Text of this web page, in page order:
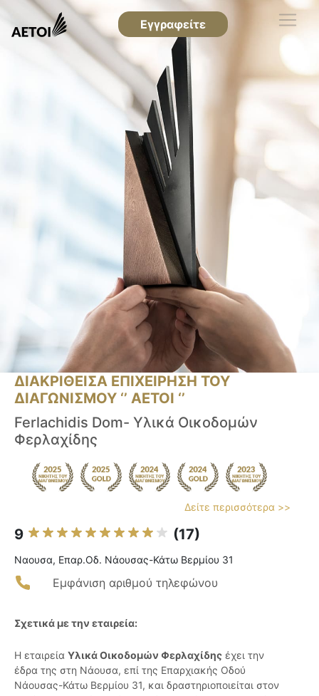
Εγγραφείτε
ΔΙΑΚΡΙΘΕΙΣΑ ΕΠΙΧΕΙΡΗΣΗ ΤΟΥ
ΔΙΑΓΩΝΙΣΜΟΥ ‘’ ΑΕΤΟΙ ‘’
Ferlachidis Dom- Υλικά Οικοδομών
Φερλαχίδης
Δείτε περισσότερα >>
9 (17)
Ναουσα, Επαρ.Οδ. Νάουσας-Κάτω Βερμίου 31
Εμφάνιση αριθμού τηλεφώνου
Σχετικά με την εταιρεία:
Η εταιρεία Υλικά Οικοδομών Φερλαχίδης έχει την
έδρα της στη Νάουσα, επί της Επαρχιακής Οδού
Νάουσας-Κάτω Βερμίου 31, και δραστηριοποιείται στον